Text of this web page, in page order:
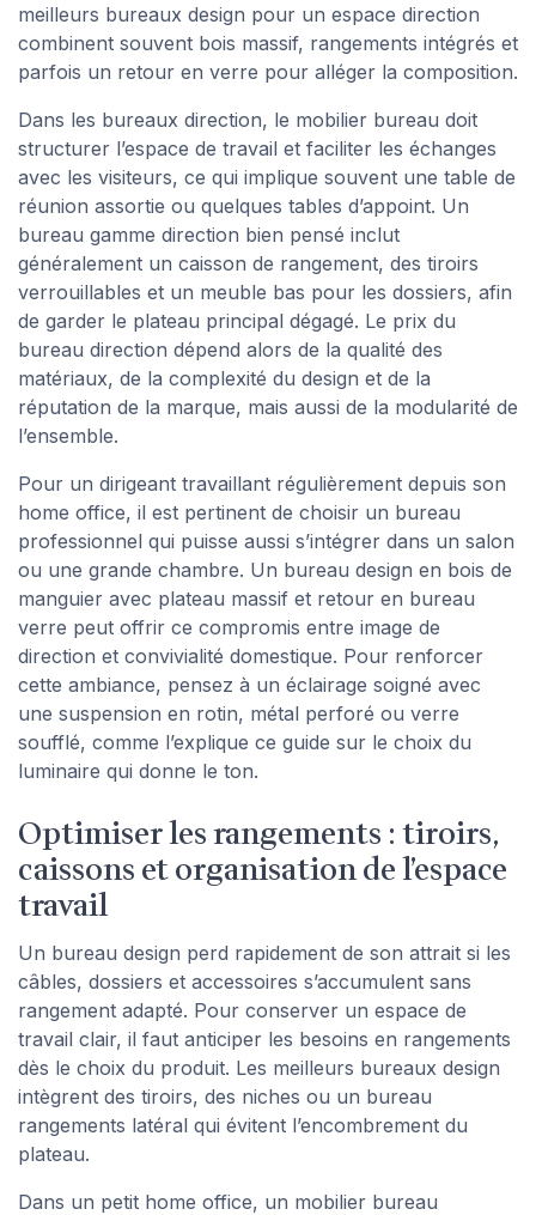
meilleurs bureaux design pour un espace direction
combinent souvent bois massif, rangements intégrés et
parfois un retour en verre pour alléger la composition.
Dans les bureaux direction, le mobilier bureau doit
structurer l’espace de travail et faciliter les échanges
avec les visiteurs, ce qui implique souvent une table de
réunion assortie ou quelques tables d’appoint. Un
bureau gamme direction bien pensé inclut
généralement un caisson de rangement, des tiroirs
verrouillables et un meuble bas pour les dossiers, afin
de garder le plateau principal dégagé. Le prix du
bureau direction dépend alors de la qualité des
matériaux, de la complexité du design et de la
réputation de la marque, mais aussi de la modularité de
l’ensemble.
Pour un dirigeant travaillant régulièrement depuis son
home office, il est pertinent de choisir un bureau
professionnel qui puisse aussi s’intégrer dans un salon
ou une grande chambre. Un bureau design en bois de
manguier avec plateau massif et retour en bureau
verre peut offrir ce compromis entre image de
direction et convivialité domestique. Pour renforcer
cette ambiance, pensez à un éclairage soigné avec
une suspension en rotin, métal perforé ou verre
soufflé, comme l’explique ce guide sur le choix du
luminaire qui donne le ton.
Optimiser les rangements : tiroirs,
caissons et organisation de l’espace
travail
Un bureau design perd rapidement de son attrait si les
câbles, dossiers et accessoires s’accumulent sans
rangement adapté. Pour conserver un espace de
travail clair, il faut anticiper les besoins en rangements
dès le choix du produit. Les meilleurs bureaux design
intègrent des tiroirs, des niches ou un bureau
rangements latéral qui évitent l’encombrement du
plateau.
Dans un petit home office, un mobilier bureau